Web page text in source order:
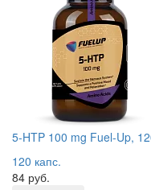
5-HTP 100 mg Fuel-Up,
120 капс.
84 руб.